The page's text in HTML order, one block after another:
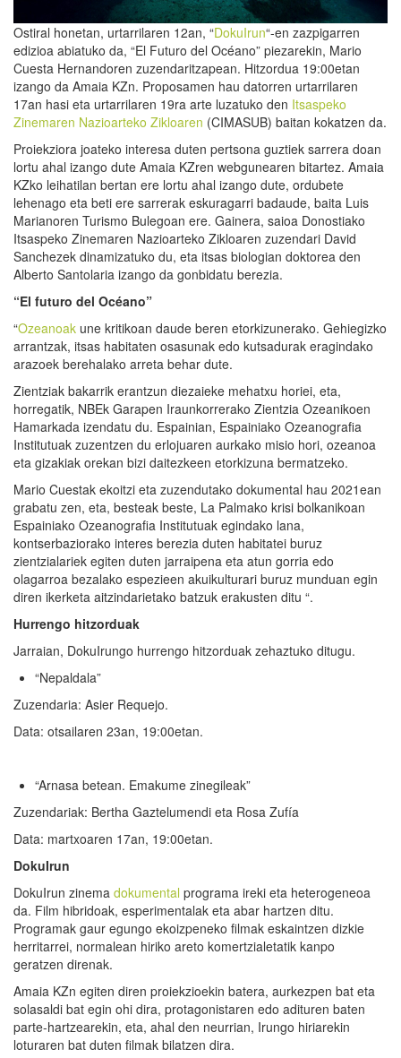
Ostiral honetan, urtarrilaren 12an, “DokuIrun“-en zazpigarren
edizioa abiatuko da, “El Futuro del Océano” piezarekin, Mario
Cuesta Hernandoren zuzendaritzapean. Hitzordua 19:00etan
izango da Amaia KZn. Proposamen hau datorren urtarrilaren
17an hasi eta urtarrilaren 19ra arte luzatuko den Itsaspeko
Zinemaren Nazioarteko Zikloaren (CIMASUB) baitan kokatzen da.
Proiekziora joateko interesa duten pertsona guztiek sarrera doan
lortu ahal izango dute Amaia KZren webgunearen bitartez. Amaia
KZko leihatilan bertan ere lortu ahal izango dute, ordubete
lehenago eta beti ere sarrerak eskuragarri badaude, baita Luis
Marianoren Turismo Bulegoan ere. Gainera, saioa Donostiako
Itsaspeko Zinemaren Nazioarteko Zikloaren zuzendari David
Sanchezek dinamizatuko du, eta itsas biologian doktorea den
Alberto Santolaria izango da gonbidatu berezia.
“El futuro del Océano”
“Ozeanoak une kritikoan daude beren etorkizunerako. Gehiegizko
arrantzak, itsas habitaten osasunak edo kutsadurak eragindako
arazoek berehalako arreta behar dute.
Zientziak bakarrik erantzun diezaieke mehatxu horiei, eta,
horregatik, NBEk Garapen Iraunkorrerako Zientzia Ozeanikoen
Hamarkada izendatu du. Espainian, Espainiako Ozeanografia
Institutuak zuzentzen du erlojuaren aurkako misio hori, ozeanoa
eta gizakiak orekan bizi daitezkeen etorkizuna bermatzeko.
Mario Cuestak ekoitzi eta zuzendutako dokumental hau 2021ean
grabatu zen, eta, besteak beste, La Palmako krisi bolkanikoan
Espainiako Ozeanografia Institutuak egindako lana,
kontserbaziorako interes berezia duten habitatei buruz
zientzialariek egiten duten jarraipena eta atun gorria edo
olagarroa bezalako espezieen akuikulturari buruz munduan egin
diren ikerketa aitzindarietako batzuk erakusten ditu “.
Hurrengo hitzorduak
Jarraian, DokuIrungo hurrengo hitzorduak zehaztuko ditugu.
“Nepaldala”
Zuzendaria: Asier Requejo.
Data: otsailaren 23an, 19:00etan.
“Arnasa betean. Emakume zinegileak”
Zuzendariak: Bertha Gaztelumendi eta Rosa Zufía
Data: martxoaren 17an, 19:00etan.
DokuIrun
DokuIrun zinema dokumental programa ireki eta heterogeneoa
da. Film hibridoak, esperimentalak eta abar hartzen ditu.
Programak gaur egungo ekoizpeneko filmak eskaintzen dizkie
herritarrei, normalean hiriko areto komertzialetatik kanpo
geratzen direnak.
Amaia KZn egiten diren proiekzioekin batera, aurkezpen bat eta
solasaldi bat egin ohi dira, protagonistaren edo adituren baten
parte-hartzearekin, eta, ahal den neurrian, Irungo hiriarekin
loturaren bat duten filmak bilatzen dira.